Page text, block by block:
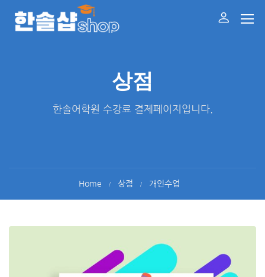
상점
한솔어학원 수강료 결제페이지입니다.
Home 상점 개인수업